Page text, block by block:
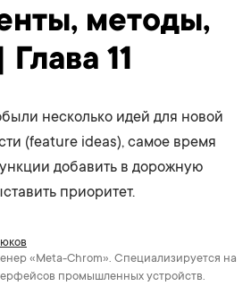
методы,
11
несколько идей для новой
(feature ideas), самое время
добавить в дорожную
приоритет.
«Meta-Chrom». Специализируется на
промышленных устройств.